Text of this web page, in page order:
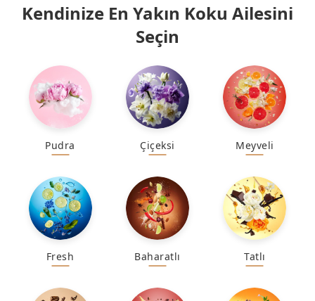
Kendinize En Yakın Koku Ailesini
Seçin
Pudra Çiçeksi Meyveli
Fresh Baharatlı Tatlı